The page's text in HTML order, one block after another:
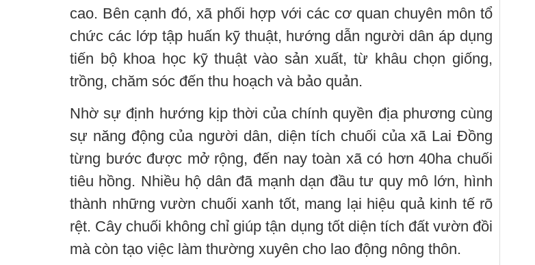
cao. Bên cạnh đó, xã phối hợp với các cơ quan chuyên môn tổ
chức các lớp tập huấn kỹ thuật, hướng dẫn người dân áp dụng
tiến bộ khoa học kỹ thuật vào sản xuất, từ khâu chọn giống,
trồng, chăm sóc đến thu hoạch và bảo quản.
Nhờ sự định hướng kịp thời của chính quyền địa phương cùng
sự năng động của người dân, diện tích chuối của xã Lai Đồng
từng bước được mở rộng, đến nay toàn xã có hơn 40ha chuối
tiêu hồng. Nhiều hộ dân đã mạnh dạn đầu tư quy mô lớn, hình
thành những vườn chuối xanh tốt, mang lại hiệu quả kinh tế rõ
rệt. Cây chuối không chỉ giúp tận dụng tốt diện tích đất vườn đồi
mà còn tạo việc làm thường xuyên cho lao động nông thôn.